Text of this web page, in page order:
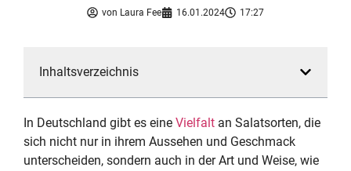
von Laura Fee 16.01.2024 17:27
Inhaltsverzeichnis
In Deutschland gibt es eine Vielfalt an Salatsorten, die
sich nicht nur in ihrem Aussehen und Geschmack
unterscheiden, sondern auch in der Art und Weise, wie